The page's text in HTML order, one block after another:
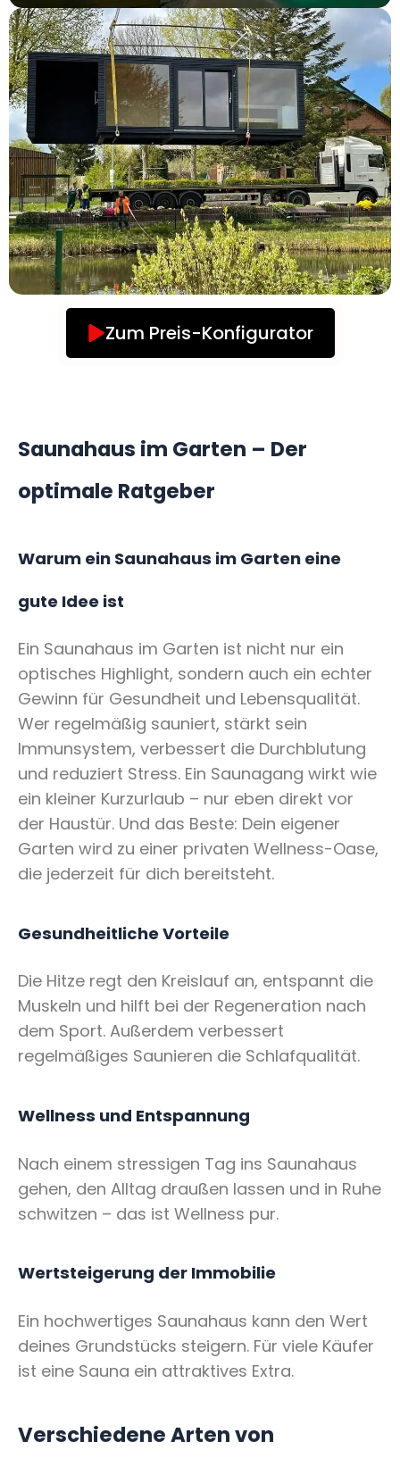
Zum Preis-Konfigurator
Saunahaus im Garten – Der
optimale Ratgeber
Warum ein Saunahaus im Garten eine
gute Idee ist
Ein Saunahaus im Garten ist nicht nur ein
optisches Highlight, sondern auch ein echter
Gewinn für Gesundheit und Lebensqualität.
Wer regelmäßig sauniert, stärkt sein
Immunsystem, verbessert die Durchblutung
und reduziert Stress. Ein Saunagang wirkt wie
ein kleiner Kurzurlaub – nur eben direkt vor
der Haustür. Und das Beste: Dein eigener
Garten wird zu einer privaten Wellness-Oase,
die jederzeit für dich bereitsteht.
Gesundheitliche Vorteile
Die Hitze regt den Kreislauf an, entspannt die
Muskeln und hilft bei der Regeneration nach
dem Sport. Außerdem verbessert
regelmäßiges Saunieren die Schlafqualität.
Wellness und Entspannung
Nach einem stressigen Tag ins Saunahaus
gehen, den Alltag draußen lassen und in Ruhe
schwitzen – das ist Wellness pur.
Wertsteigerung der Immobilie
Ein hochwertiges Saunahaus kann den Wert
deines Grundstücks steigern. Für viele Käufer
ist eine Sauna ein attraktives Extra.
Verschiedene Arten von